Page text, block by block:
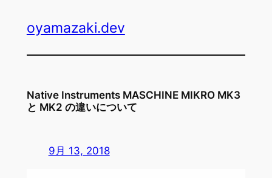
oyamazaki.dev
Native Instruments MASCHINE MIKRO MK3
と MK2 の違いについて
9月 13, 2018